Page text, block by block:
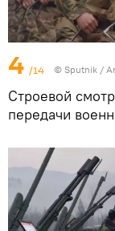
4 /14 © Sputnik /
Строевой
передачи